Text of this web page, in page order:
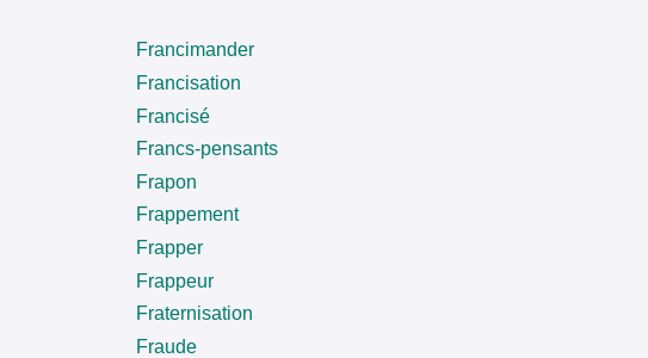
Francimander
Francisation
Francisé
Francs-pensants
Frapon
Frappement
Frapper
Frappeur
Fraternisation
Fraude